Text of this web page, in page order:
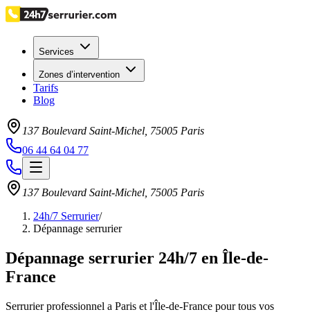
Services
Zones d’intervention
Tarifs
Blog
137 Boulevard Saint-Michel 75005 Paris
06 44 64 04 77
137 Boulevard Saint-Michel 75005 Paris
24h/7 Serrurier/
Dépannage serrurier
Dépannage serrurier 24h/7 en Île-de-
France
Serrurier professionnel a Paris et l'Île-de-France pour tous vos